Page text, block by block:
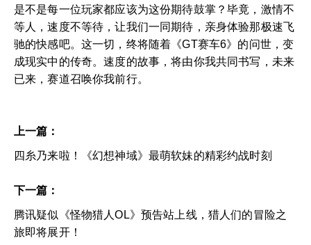
是不是每一位玩家都应该为这份期待鼓掌？毕竟，激情不
等人，速度不等待，让我们一同期待，亲身体验那极速飞
驰的快感吧。这一切，终将随着《GT赛车6》的问世，变
成现实中的传奇。速度的故事，将由你我共同书写，未来
已来，赛道召唤你我前行。
上一篇：
四糸乃来啦！《幻想神域》最萌软妹的精彩约战时刻
下一篇：
腾讯疑似《怪物猎人OL》预告站上线，猎人们的冒险之
旅即将展开！